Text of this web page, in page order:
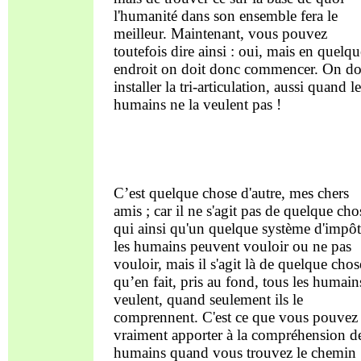
l'humanité dans son ensemble fera le
meilleur. Maintenant, vous pouvez
toutefois dire ainsi : oui, mais en
endroit on doit donc commencer. On
installer la tri-articulation, aussi quand
humains ne la veulent pas !
C’est quelque chose d'autre, mes chers
amis ; car il ne s'agit pas de quelque
qui ainsi qu'un quelque système
les humains peuvent vouloir ou ne pas
vouloir, mais il s'agit là de quelque
qu’en fait, pris au fond, tous les
veulent, quand seulement ils le
comprennent. C'est ce que vous pouvez
vraiment apporter à la compréhension
humains quand vous trouvez le chemin